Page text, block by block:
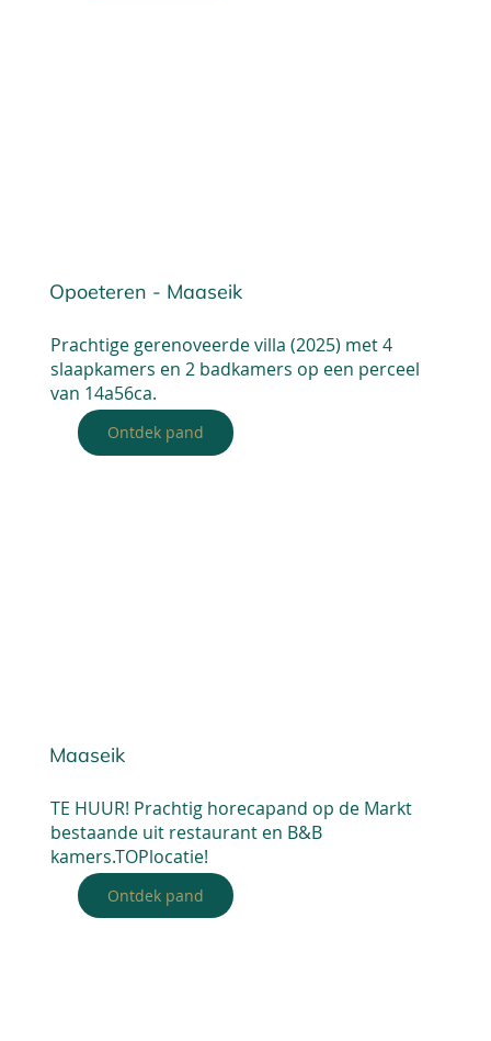
Opoeteren - Maaseik
Prachtige gerenoveerde villa (2025) met 4
slaapkamers en 2 badkamers op een perceel
van 14a56ca.
Ontdek pand
Maaseik
TE HUUR! Prachtig horecapand op de Markt
bestaande uit restaurant en B&B
kamers.TOPlocatie!
Ontdek pand